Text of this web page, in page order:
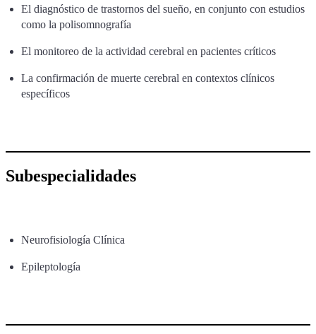
El diagnóstico de trastornos del sueño, en conjunto con estudios
como la polisomnografía
El monitoreo de la actividad cerebral en pacientes críticos
La confirmación de muerte cerebral en contextos clínicos
específicos
Subespecialidades
Neurofisiología Clínica
Epileptología